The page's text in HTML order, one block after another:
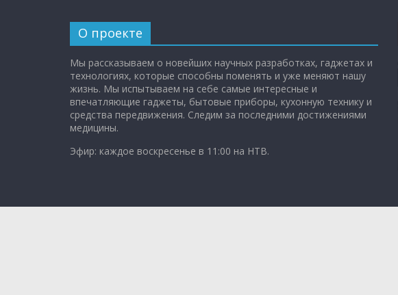
О проекте
Мы рассказываем о новейших научных разработках, гаджетах и
технологиях, которые способны поменять и уже меняют нашу
жизнь. Мы испытываем на себе самые интересные и
впечатляющие гаджеты, бытовые приборы, кухонную технику и
средства передвижения. Следим за последними достижениями
медицины.
Эфир: каждое воскресенье в 11:00 на НТВ.